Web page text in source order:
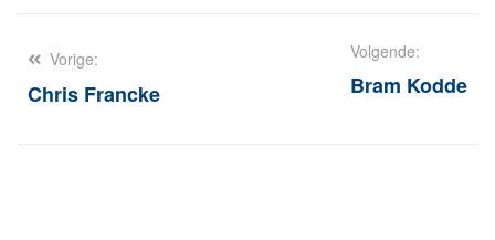
Vorige:
Chris Francke
Volgende:
Bram Kodde